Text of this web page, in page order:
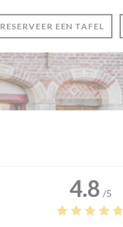
RESERVEER EEN TAFEL
4.8 /5